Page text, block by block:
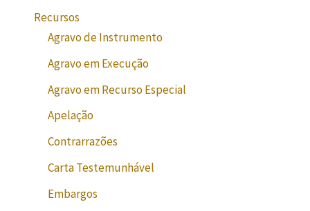
Recursos
Agravo de Instrumento
Agravo em Execução
Agravo em Recurso Especial
Apelação
Contrarrazões
Carta Testemunhável
Embargos